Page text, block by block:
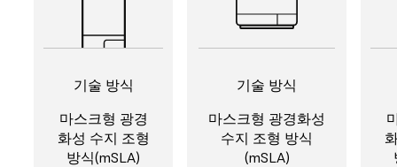
기술 방식
마스크형 광경
화성 수지 조형
방식(mSLA)
기술 방식
마스크형 광경화성
수지 조형 방식
(mSLA)